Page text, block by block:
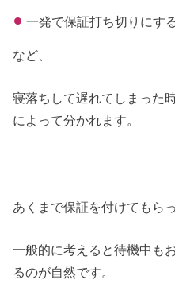
一発で保証打ち切りにす
など、
寝落ちして遅れてしまった
によって分かれます。
あくまで保証を付けてもら
一般的に考えると待機中も
るのが自然です。